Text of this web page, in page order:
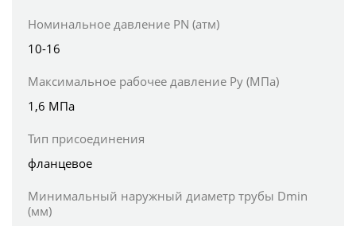
Номинальное давление PN (атм)
10-16
Максимальное рабочее давление Ру (МПа)
1,6 МПа
Тип присоединения
фланцевое
Минимальный наружный диаметр трубы Dmin
(мм)